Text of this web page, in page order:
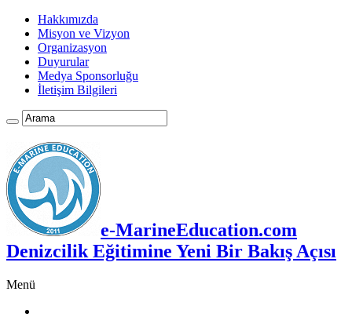
Hakkımızda
Misyon ve Vizyon
Organizasyon
Duyurular
Medya Sponsorluğu
İletişim Bilgileri
e-MarineEducation.com
Denizcilik Eğitimine Yeni Bir Bakış Açısı
Menü